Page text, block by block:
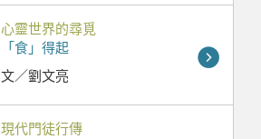
心靈世界的尋覓
「食」得起
文／劉文亮
現代門徒行傳